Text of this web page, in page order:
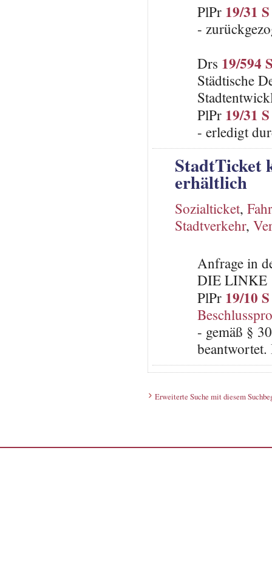
PlPr 19/31 S
-
Drs 19/594
Städtische
PlPr 19/31 S
- erledigt
StadtTicket
erhältlich
Sozialticket,
Stadtverkehr,
Anfrage in
DIE LINKE
PlPr 19/10 S
- gemäß §
Erweiterte Suche mit diesem